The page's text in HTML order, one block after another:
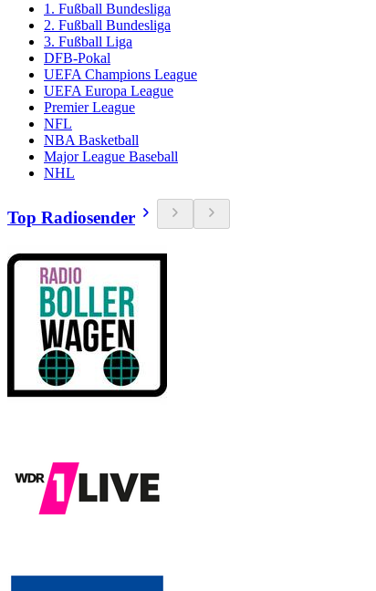
1. Fußball Bundesliga
2. Fußball Bundesliga
3. Fußball Liga
DFB-Pokal
UEFA Champions League
UEFA Europa League
Premier League
NFL
NBA Basketball
Major League Baseball
NHL
Top Radiosender